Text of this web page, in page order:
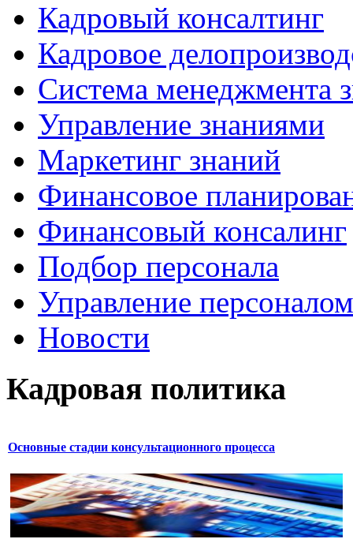
Кадровый консалтинг
Кадровое
Система менеджмента
Управление знаниями
Маркетинг знаний
Финансовое
Финансовый консалинг
Подбор персонала
Управление персоналом
Новости
Кадровая политика
Основные стадии консультационного процесса